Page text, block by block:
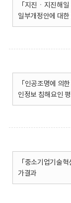
「지진ㆍ지진해
일부개정안에 대
「인공조명에 의
인정보 침해요인
「중소기업기술
가결과